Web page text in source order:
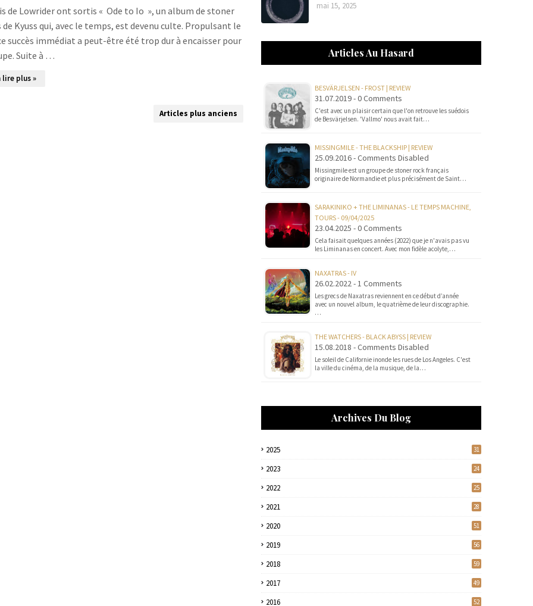
de Lowrider ont sortis « Ode to Io », un album de stoner
Kyuss qui, avec le temps, est devenu culte. Propulsant le
succès immédiat a peut-être été trop dur à encaisser pour
Suite à …
lire plus »
Articles plus anciens
mai 15, 2025
Articles Au Hasard
BESVÄRJELSEN - FROST | REVIEW
31.07.2019 - 0 Comments
C'est avec un plaisir certain que l'on retrouve les suédois
de Besvärjelsen. 'Vallmo' nous avait fait…
MISSINGMILE - THE BLACKSHIP | REVIEW
25.09.2016 - Comments Disabled
Missingmile est un groupe de stoner rock français
originaire de Normandie et plus précisément de Saint…
SARAKINIKO + THE LIMINANAS - LE TEMPS MACHINE,
TOURS - 09/04/2025
23.04.2025 - 0 Comments
Cela faisait quelques années (2022) que je n'avais pas vu
les Liminanas en concert. Avec mon fidèle acolyte,…
NAXATRAS - IV
26.02.2022 - 1 Comments
Les grecs de Naxatras reviennent en ce début d’année
avec un nouvel album, le quatrième de leur discographie.
…
THE WATCHERS - BLACK ABYSS | REVIEW
15.08.2018 - Comments Disabled
Le soleil de Californie inonde les rues de Los Angeles. C'est
la ville du cinéma, de la musique, de la…
Archives Du Blog
2025 31
2023 24
2022 25
2021 28
2020 51
2019 56
2018 59
2017 49
2016 52